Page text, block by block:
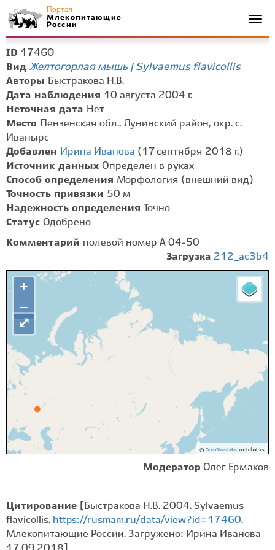
Портал
Млекопитающие
России
ID 17460
Вид Желтогорлая мышь | Sylvaemus flavicollis
Авторы Быстракова Н.В.
Дата наблюдения 10 августа 2004 г.
Неточная дата Нет
Место
Пензенская обл., Лунинский район, окр. с.
Иванырс
Добавлен Ирина Иванова (17 сентября 2018 г.)
Источник данных Определен в руках
Способ определения Морфология (внешний вид)
Точность привязки 50 м
Надежность определения
Точно
Статус Одобрено
Комментарий полевой номер А 04-50
Загрузка 212_ac3b4
+
−
© OpenStreetMapcontributors.
⤢
Модератор Олег Ермаков
Цитирование
[Быстракова Н.В. 2004. Sylvaemus
flavicollis. https://rusmam.ru/data/view?id=17460.
Млекопитающие России. Загружено: Ирина Иванова